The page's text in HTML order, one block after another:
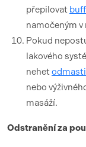
přepilovat
namočeným v
Pokud
lakového
nehet
nebo
masáží.
Odstranění za